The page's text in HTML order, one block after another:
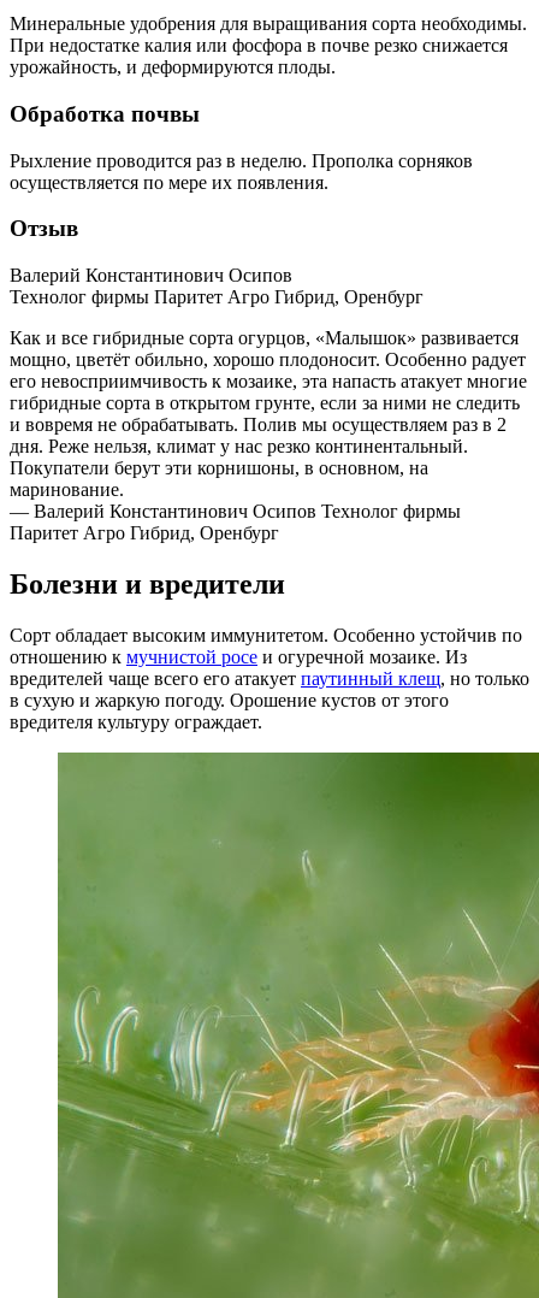
Минеральные удобрения для выращивания сорта необходимы.
При недостатке калия или фосфора в почве резко снижается
урожайность, и деформируются плоды.
Обработка почвы
Рыхление проводится раз в неделю. Прополка сорняков
осуществляется по мере их появления.
Отзыв
Валерий Константинович Осипов
Технолог фирмы Паритет Агро Гибрид, Оренбург
Как и все гибридные сорта огурцов, «Малышок» развивается
мощно, цветёт обильно, хорошо плодоносит. Особенно радует
его невосприимчивость к мозаике, эта напасть атакует многие
гибридные сорта в открытом грунте, если за ними не следить
и вовремя не обрабатывать. Полив мы осуществляем раз в 2
дня. Реже нельзя, климат у нас резко континентальный.
Покупатели берут эти корнишоны, в основном, на
маринование.
— Валерий Константинович Осипов Технолог фирмы
Паритет Агро Гибрид, Оренбург
Болезни и вредители
Сорт обладает высоким иммунитетом. Особенно устойчив по
отношению к мучнистой росе и огуречной мозаике. Из
вредителей чаще всего его атакует паутинный клещ, но только
в сухую и жаркую погоду. Орошение кустов от этого
вредителя культуру ограждает.